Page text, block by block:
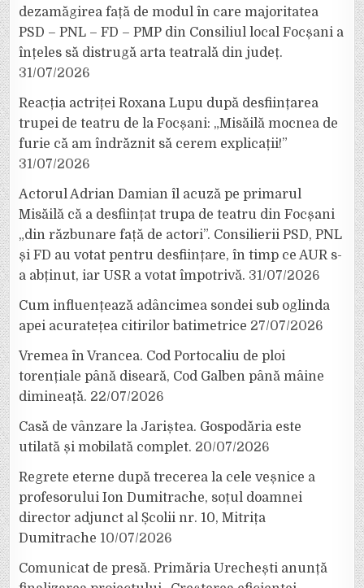
dezamăgirea față de modul în care majoritatea
PSD – PNL – FD – PMP din Consiliul local Focșani a
înțeles să distrugă arta teatrală din județ.
31/07/2026
Reacția actriței Roxana Lupu după desființarea
trupei de teatru de la Focșani: „Misăilă mocnea de
furie că am îndrăznit să cerem explicații!”
31/07/2026
Actorul Adrian Damian îl acuză pe primarul
Misăilă că a desființat trupa de teatru din Focșani
„din răzbunare față de actori”. Consilierii PSD, PNL
și FD au votat pentru desființare, în timp ce AUR s-
a abținut, iar USR a votat împotrivă. 31/07/2026
Cum influențează adâncimea sondei sub oglinda
apei acuratețea citirilor batimetrice 27/07/2026
Vremea în Vrancea. Cod Portocaliu de ploi
torențiale până diseară, Cod Galben până mâine
dimineață. 22/07/2026
Casă de vânzare la Jariștea. Gospodăria este
utilată și mobilată complet. 20/07/2026
Regrete eterne după trecerea la cele veșnice a
profesorului Ion Dumitrache, soțul doamnei
director adjunct al Școlii nr. 10, Mitrița
Dumitrache 10/07/2026
Comunicat de presă. Primăria Urechești anunță